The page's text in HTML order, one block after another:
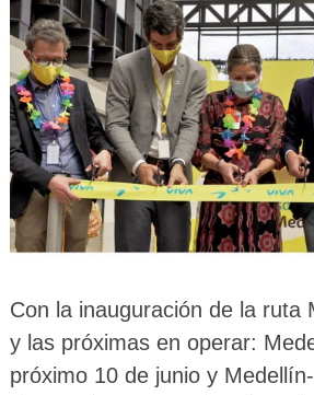
Con la inauguración de la ruta
y las próximas en operar:
próximo 10 de junio y